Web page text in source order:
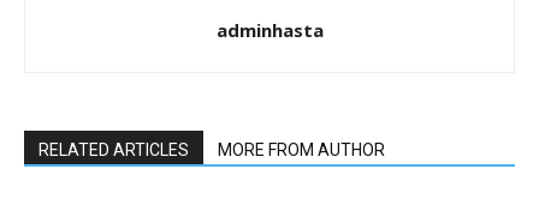
adminhasta
RELATED ARTICLES MORE FROM AUTHOR